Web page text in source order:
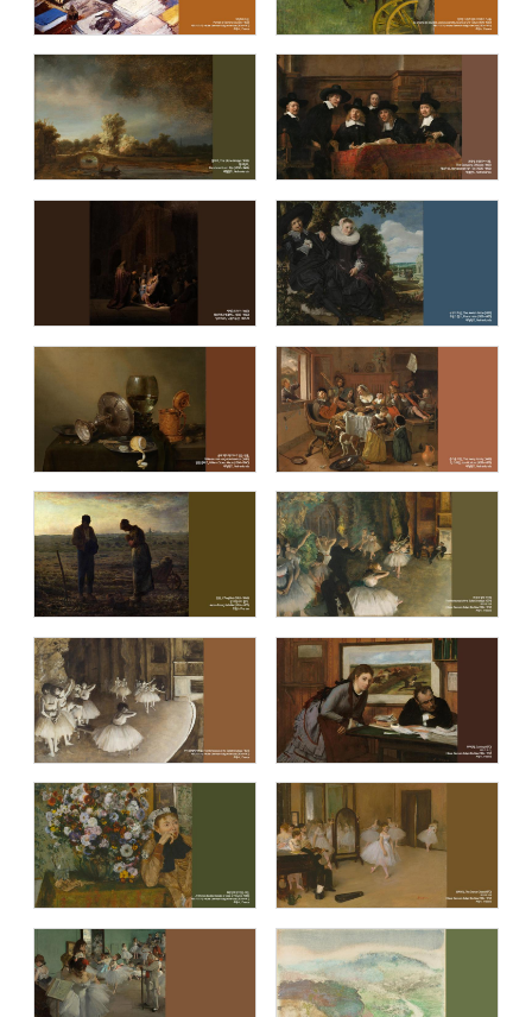
시카고 미술관 (The Art Institute of
Chicago)
메트로폴리탄 미술관 (The Metropolitan
Museum of Art - The MET)
세계 유명 미술관 아트 컬렉션 / The
collection of the world's famous art
museums
탁자에서 (On the Table)
명화 (Masterpiece)
이중섭 컬렉션 (The Collection of
Jung-Seob Lee)
블루캔버스 명화추천1 블루캔버스 명화추천2
블루캔버스 명화추천3 블루캔버스 명화추천4
블루캔버스 명화추천5 블루캔버스 명화추천6
블루캔버스 명화추천7 블루캔버스 명화추천8
블루캔버스 명화추천9